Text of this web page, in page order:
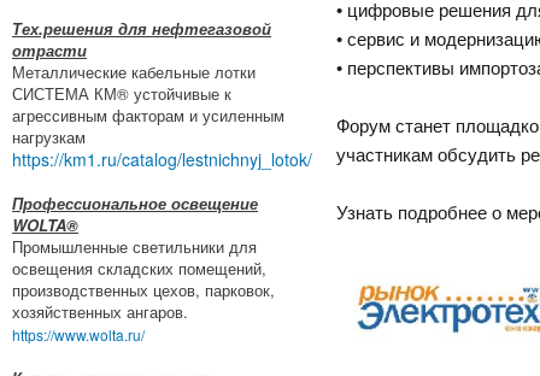
Тех.решения для нефтегазовой
отрасти
Металлические кабельные лотки
СИСТЕМА КМ® устойчивые к
агрессивным факторам и усиленным
нагрузкам
https://km1.ru/catalog/lestnichnyj_lotok/
Профессиональное освещение
WOLTA®
Промышленные светильники для
освещения складских помещений,
производственных цехов, парковок,
хозяйственных ангаров.
https://www.wolta.ru/
• цифровые решения
• сервис и
• перспективы
Форум станет
участникам обсудить
Узнать подробнее о